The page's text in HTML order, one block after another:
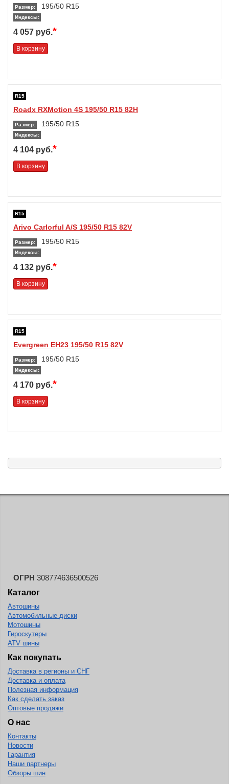
Размер: 195/50 R15
Индексы:
4 057 руб.*
В корзину
R15
Roadx RXMotion 4S 195/50 R15 82H
Размер: 195/50 R15
Индексы:
4 104 руб.*
В корзину
R15
Arivo Carlorful A/S 195/50 R15 82V
Размер: 195/50 R15
Индексы:
4 132 руб.*
В корзину
R15
Evergreen EH23 195/50 R15 82V
Размер: 195/50 R15
Индексы:
4 170 руб.*
В корзину
ОГРН 308774636500526
Каталог
Автошины
Автомобильные диски
Мотошины
Гироскутеры
ATV шины
Как покупать
Доставка в регионы и СНГ
Доставка и оплата
Полезная информация
Как сделать заказ
Оптовые продажи
О нас
Контакты
Новости
Гарантия
Наши партнеры
Обзоры шин